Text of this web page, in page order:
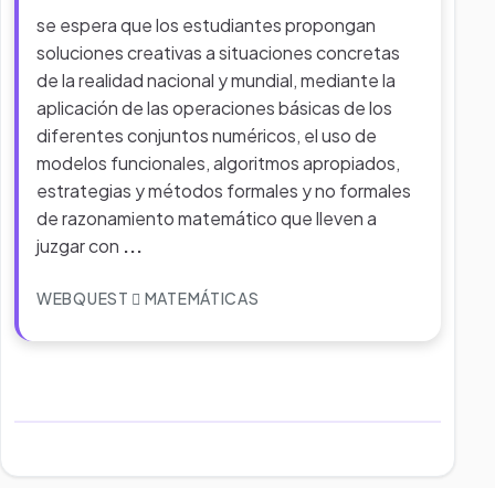
se espera que los estudiantes propongan
soluciones creativas a situaciones concretas
de la realidad nacional y mundial, mediante la
aplicación de las operaciones básicas de los
diferentes conjuntos numéricos, el uso de
modelos funcionales, algoritmos apropiados,
estrategias y métodos formales y no formales
de razonamiento matemático que lleven a
juzgar con ...
WEBQUEST MATEMÁTICAS